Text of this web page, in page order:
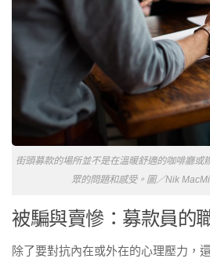
街頭募款的場所並不是在溫暖舒適的咖啡廳或
眾的問題和感受。圖／Nik
被騙與賣慘：募款員的
除了要對抗內在或外在的心理壓力，